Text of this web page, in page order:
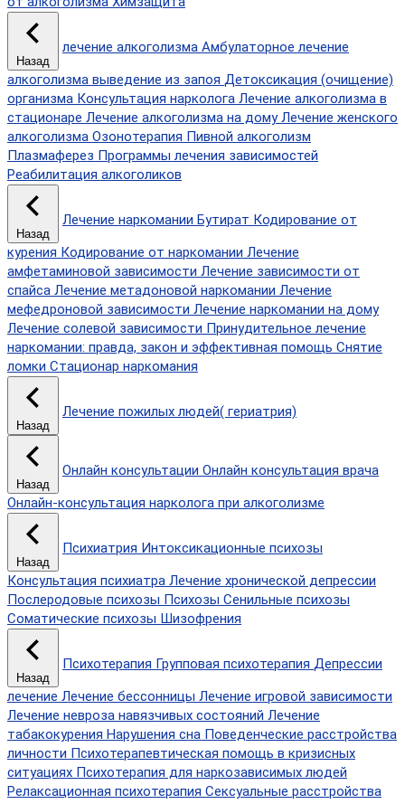
Назад
лечение алкоголизма Амбулаторное лечение
алкоголизма выведение из запоя Детоксикация (очищение)
организма Консультация нарколога Лечение алкоголизма в
стационаре Лечение алкоголизма на дому Лечение женского
алкоголизма Озонотерапия Пивной алкоголизм
Плазмаферез Программы лечения зависимостей
Реабилитация алкоголиков
Назад
Лечение наркомании Бутират Кодирование от
курения Кодирование от наркомании Лечение
амфетаминовой зависимости Лечение зависимости от
спайса Лечение метадоновой наркомании Лечение
мефедроновой зависимости Лечение наркомании на дому
Лечение солевой зависимости Принудительное лечение
наркомании: правда, закон и эффективная помощь Снятие
ломки Стационар наркомания
Назад
Лечение пожилых людей( гериатрия)
Назад
Онлайн консультации Онлайн консультация врача
Онлайн-консультация нарколога при алкоголизме
Назад
Психиатрия Интоксикационные психозы
Консультация психиатра Лечение хронической депрессии
Послеродовые психозы Психозы Сенильные психозы
Соматические психозы Шизофрения
Назад
Психотерапия Групповая психотерапия Депрессии
лечение Лечение бессонницы Лечение игровой зависимости
Лечение невроза навязчивых состояний Лечение
табакокурения Нарушения сна Поведенческие расстройства
личности Психотерапевтическая помощь в кризисных
ситуациях Психотерапия для наркозависимых людей
Релаксационная психотерапия Сексуальные расстройства